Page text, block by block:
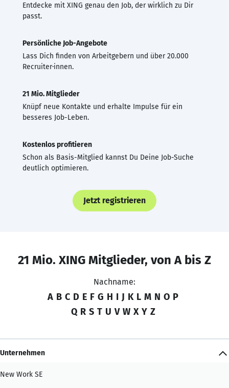
Entdecke mit XING genau den Job, der wirklich zu Dir
passt.
Persönliche Job-Angebote
Lass Dich finden von Arbeitgebern und über 20.000
Recruiter·innen.
21 Mio. Mitglieder
Knüpf neue Kontakte und erhalte Impulse für ein
besseres Job-Leben.
Kostenlos profitieren
Schon als Basis-Mitglied kannst Du Deine Job-Suche
deutlich optimieren.
Jetzt registrieren
21 Mio. XING Mitglieder, von A bis Z
Nachname:
A B C D E F G H I J K L M N O P
Q R S T U V W X Y Z
Unternehmen
New Work SE